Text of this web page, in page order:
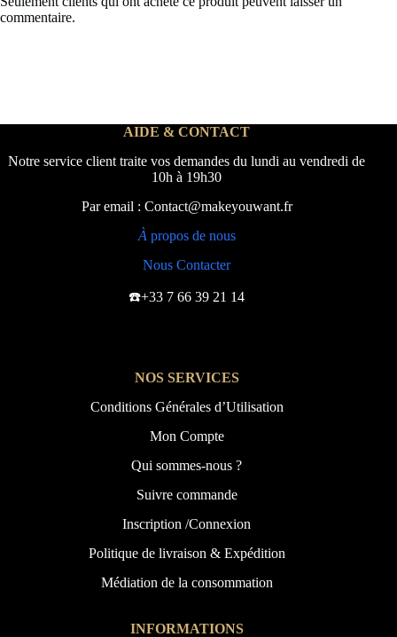
commentaire.
AIDE & CONTACT
Notre service client traite vos demandes du lundi au vendredi de
10h à 19h30
Par email : Contact@makeyouwant.fr
À propos de nous
Nous Contacter
☎️+33 7 66 39 21 14
NOS SERVICES
Conditions Générales d’Utilisation
Mon Compte
Qui sommes-nous ?
Suivre commande
Inscription /Connexion
Politique de livraison & Expédition
Médiation de la consommation
INFORMATIONS